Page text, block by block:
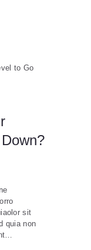
sit
quia non